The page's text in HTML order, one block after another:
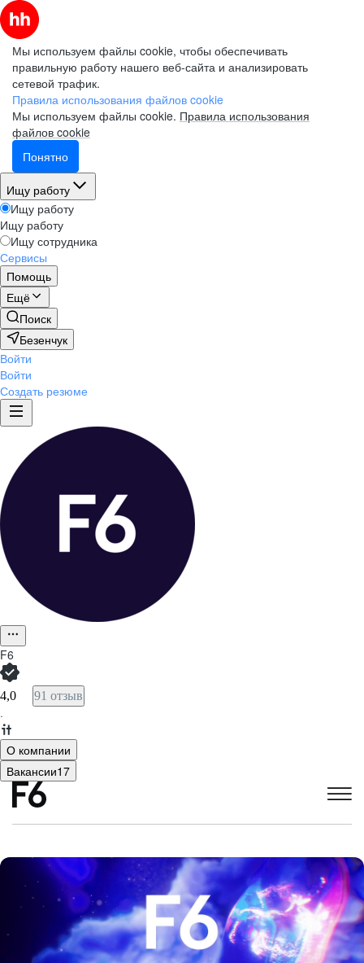
Мы используем файлы cookie, чтобы обеспечивать
правильную работу нашего веб-сайта и анализировать
сетевой трафик.
Правила использования файлов cookie
Мы используем файлы cookie. Правила использования
файлов cookie
Понятно
Ищу работу
Ищу работу
Ищу работу
Ищу сотрудника
Сервисы
Помощь
Ещё
Поиск
Безенчук
Войти
Войти
Создать резюме
F6
4,0 91 отзыв
·
О компании
Вакансии17